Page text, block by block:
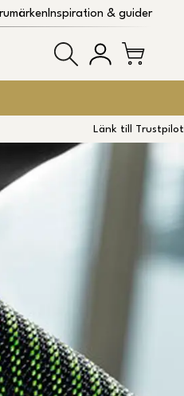
Inspiration & guider
Länk till Trustpilot